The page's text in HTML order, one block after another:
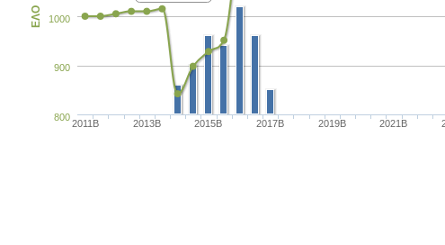
2011B 2013B 2015B 2017B 2019B 2021B
800
900
1000
ΕΛΟ